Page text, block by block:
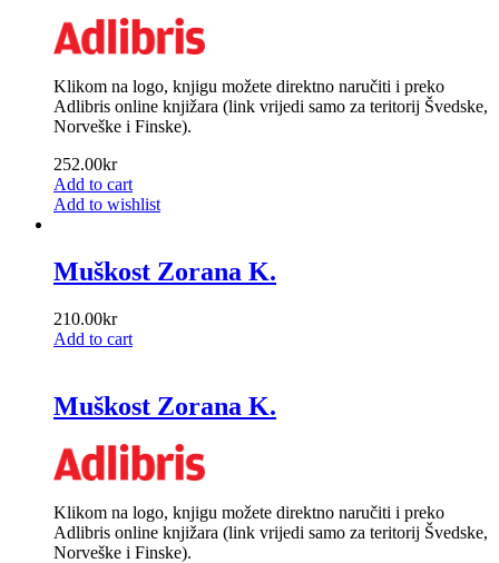
Klikom na logo, knjigu možete direktno naručiti i preko
Adlibris online knjižara (link vrijedi samo za teritorij Švedske,
Norveške i Finske).
252.00kr
Add to cart
Add to wishlist
Muškost Zorana K.
210.00kr
Add to cart
Muškost Zorana K.
Klikom na logo, knjigu možete direktno naručiti i preko
Adlibris online knjižara (link vrijedi samo za teritorij Švedske,
Norveške i Finske).